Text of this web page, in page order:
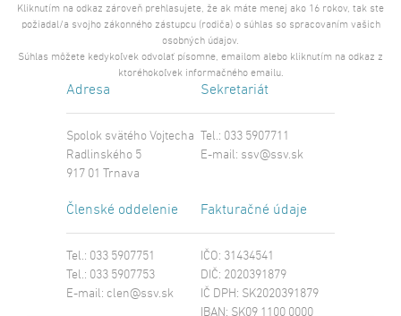
Kliknutím na odkaz zároveň prehlasujete, že ak máte menej ako 16 rokov, tak ste
požiadal/a svojho zákonného zástupcu (rodiča) o súhlas so spracovaním vašich
osobných údajov.
Súhlas môžete kedykoľvek odvolať písomne, emailom alebo kliknutím na odkaz z
ktoréhokoľvek informačného emailu.
Adresa
Spolok svätého Vojtecha
Radlinského 5
917 01 Trnava
Sekretariát
Tel.: 033 5907711
E-mail: ssv@ssv.sk
Členské oddelenie
Tel.: 033 5907751
Tel.: 033 5907753
E-mail: clen@ssv.sk
Fakturačné údaje
IČO: 31434541
DIČ: 2020391879
IČ DPH: SK2020391879
IBAN: SK09 1100 0000